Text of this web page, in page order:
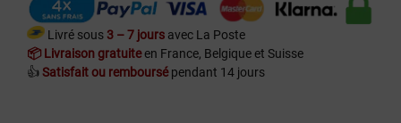
Livré sous 3 – 7 jours avec La Poste
📦 Livraison gratuiteen France, Belgique et Suisse
👍 Satisfait ou remboursépendant 14 jours